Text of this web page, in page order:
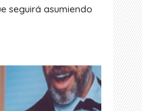
seguirá asumiendo